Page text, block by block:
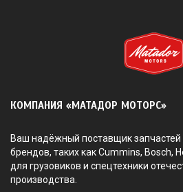
КОМПАНИЯ «МАТАДОР МОТОРС»
Ваш надёжный поставщик
брендов, таких как Cummins, Bosch,
для грузовиков и спецтехники
производства.